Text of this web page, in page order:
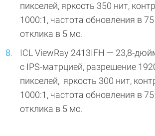
пикселей, яркость 350 нит,
1000:1, частота обновления в
отклика в 5 мс.
ICL ViewRay 2413IFH — 23,8-
с IPS-матрцией, разрешение
пикселей, яркость 300 нит,
1000:1, частота обновления в
отклика в 5 мс.